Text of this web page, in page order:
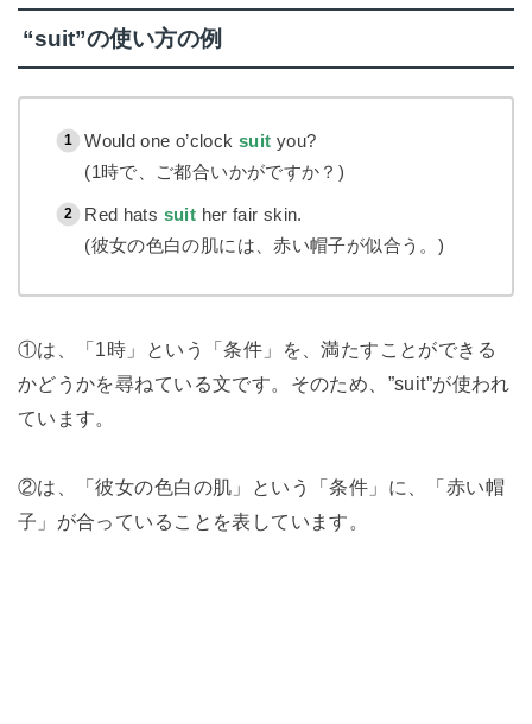
“suit”の使い方の例
Would one o’clocksuit you?
(1時で、ご都合いかがですか？)
Red hats suit her fair skin.
(彼女の色白の肌には、赤い帽子が似合う。)
①は、「1時」という「条件」を、満たすことができる
かどうかを尋ねている文です。そのため、”suit”が使われ
ています。
②は、「彼女の色白の肌」という「条件」に、「赤い帽
子」が合っていることを表しています。